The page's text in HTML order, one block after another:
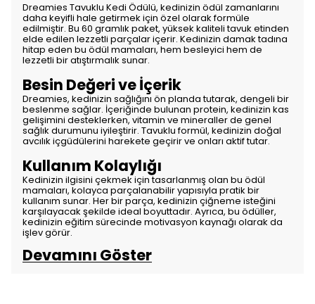
Dreamies Tavuklu Kedi Ödülü, kedinizin ödül zamanlarını
daha keyifli hale getirmek için özel olarak formüle
edilmiştir. Bu 60 gramlık paket, yüksek kaliteli tavuk etinden
elde edilen lezzetli parçalar içerir. Kedinizin damak tadına
hitap eden bu ödül mamaları, hem besleyici hem de
lezzetli bir atıştırmalık sunar.
Besin Değeri ve İçerik
Dreamies, kedinizin sağlığını ön planda tutarak, dengeli bir
beslenme sağlar. İçeriğinde bulunan protein, kedinizin kas
gelişimini desteklerken, vitamin ve mineraller de genel
sağlık durumunu iyileştirir. Tavuklu formül, kedinizin doğal
avcılık içgüdülerini harekete geçirir ve onları aktif tutar.
Kullanım Kolaylığı
Kedinizin ilgisini çekmek için tasarlanmış olan bu ödül
mamaları, kolayca parçalanabilir yapısıyla pratik bir
kullanım sunar. Her bir parça, kedinizin çiğneme isteğini
karşılayacak şekilde ideal boyuttadır. Ayrıca, bu ödüller,
kedinizin eğitim sürecinde motivasyon kaynağı olarak da
işlev görür.
Devamını Göster